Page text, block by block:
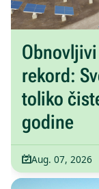
rekord:
toliko
godine
Aug. 07, 2026